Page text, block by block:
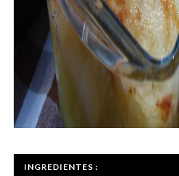
INGREDIENTES :